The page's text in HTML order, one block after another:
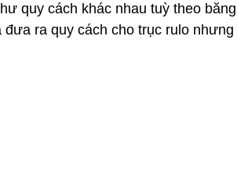
quy cách khác nhau tuỳ theo
đưa ra quy cách cho trục rulo